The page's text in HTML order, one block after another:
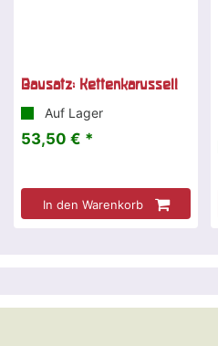
Bausatz: Kettenkarussell
Auf Lager
53,50 € *
In den Warenkorb